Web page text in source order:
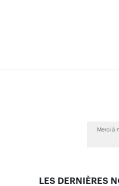
Merci à
LES DERNIÈRES